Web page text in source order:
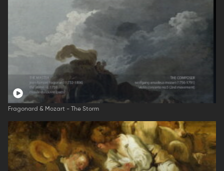
Fragonard & Mozart - The Storm